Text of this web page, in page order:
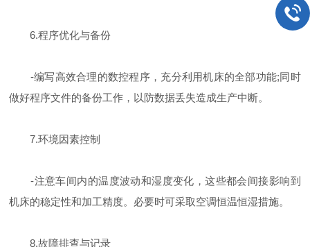
6.程序优化与备份
-编写高效合理的数控程序，充分利用机床的全部功能;同时
做好程序文件的备份工作，以防数据丢失造成生产中断。
7.环境因素控制
-注意车间内的温度波动和湿度变化，这些都会间接影响到
机床的稳定性和加工精度。必要时可采取空调恒温恒湿措施。
8.故障排查与记录